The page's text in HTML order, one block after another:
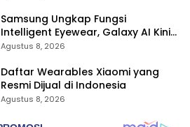
Samsung Ungkap Fungsi
Intelligent Eyewear, Galaxy AI Kini
Bisa Diakses Tanpa Layar
Agustus 8, 2026
Daftar Wearables Xiaomi yang
Resmi Dijual di Indonesia
Agustus 8, 2026